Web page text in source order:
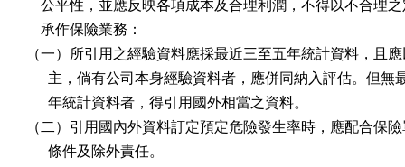
公平性，並應反映各項成本及合理利潤，不得以不合理
    承作保險業務：
（一）所引用之經驗資料應採最近三至五年統計資料，且
主，倘有公司本身經驗資料者，應併同納入評估。但無
      年統計資料者，得引用國外相當之資料。
（二）引用國內外資料訂定預定危險發生率時，應配合保
      條件及除外責任。